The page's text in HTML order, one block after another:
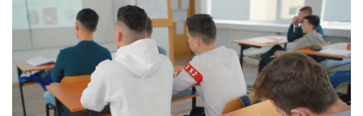
despre NOI
CALIFICĂRI
OPERATOR CNC
PARTENERI